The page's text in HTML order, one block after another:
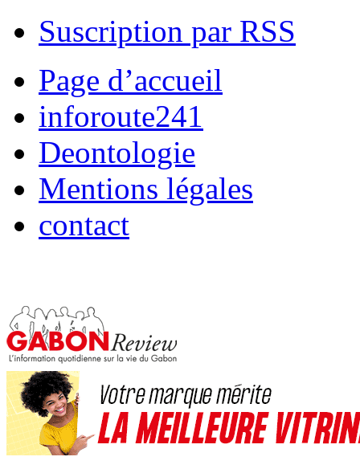
Suscription par RSS
Page d’accueil
inforoute241
Deontologie
Mentions légales
contact